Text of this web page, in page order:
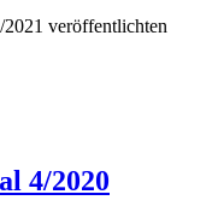
veröffentlichten
4/2020